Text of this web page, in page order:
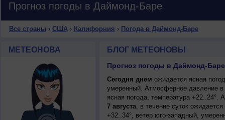
Прогноз погоды в Даймонд-Баре
Все страны › США› Калифорния › Погода в Даймонд-Баре
МЕТЕОНОВА БЛОГ МЕТЕОНОВЫ
Прогноз погоды в Даймонд-Баре
Сегодня днем ожидается ясная
умеренный. Атмосферное давление
ясная погода, температура
7 августа, в течение суток
+32..34°, ветер юго-западный,